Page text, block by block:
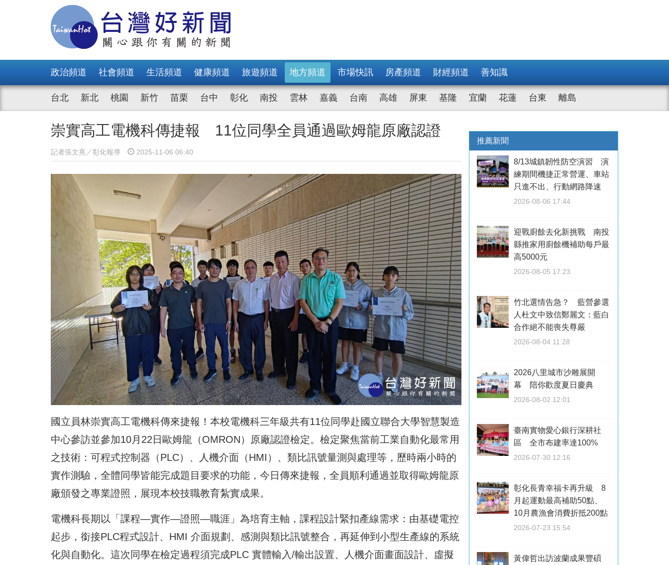
政治頻道 社會頻道 生活頻道 健康頻道 旅遊頻道 地方頻道 市場快訊 房產頻道 財經頻道 善知識
台北 新北 桃園 新竹 苗栗 台中 彰化 南投 雲林 嘉義 台南 高雄 屏東 基隆 宜蘭 花蓮 台東 離島
崇實高工電機科傳捷報 11位同學全員通過歐姆龍原廠認證
記者張文熹／彰化報導 2025-11-06 06:40
國立員林崇實高工電機科傳來捷報！本校電機科三年級共有11位同學赴國立聯合大學智慧製造
中心參訪並參加10月22日歐姆龍（OMRON）原廠認證檢定。檢定聚焦當前工業自動化最常用
之技術：可程式控制器（PLC）、人機介面（HMI）、類比訊號量測與處理等，歷時兩小時的
實作測驗，全體同學皆能完成題目要求的功能，今日傳來捷報，全員順利通過並取得歐姆龍原
廠頒發之專業證照，展現本校技職教育紮實成果。
電機科長期以「課程—實作—證照—職涯」為培育主軸，課程設計緊扣產線需求：由基礎電控
起步，銜接PLC程式設計、HMI 介面規劃、感測與類比訊號整合，再延伸到小型生產線的系統
化與自動化。這次同學在檢定過程須完成PLC 實體輸入/輸出設置、人機介面畫面設計、虛擬
推薦新聞
8/13城鎮韌性防空演習 演
練期間機捷正常營運、車站
只進不出、行動網路降速
2026-08-06 17:44
迎戰廚餘去化新挑戰 南投
縣推家用廚餘機補助每戶最
高5000元
2026-08-05 17:23
竹北選情告急？ 藍營參選
人杜文中致信鄭麗文：藍白
合作絕不能喪失尊嚴
2026-08-04 11:28
2026八里城市沙雕展開
幕 陪你歡度夏日慶典
2026-08-02 12:01
臺南實物愛心銀行深耕社
區 全市布建率達100%
2026-07-30 12:16
彰化長青幸福卡再升級 8
月起運動最高補助50點、
10月農漁會消費折抵200點
2026-07-23 15:54
黃偉哲出訪波蘭成果豐碩